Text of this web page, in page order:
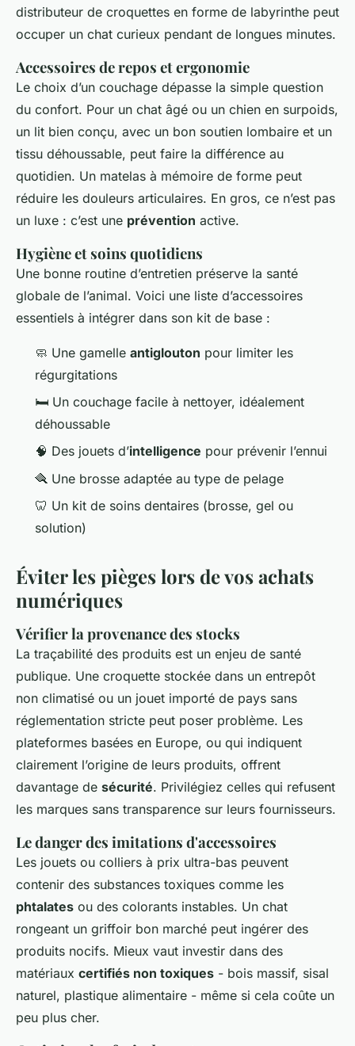
distributeur de croquettes en forme de labyrinthe peut
occuper un chat curieux pendant de longues minutes.
Accessoires de repos et ergonomie
Le choix d’un couchage dépasse la simple question
du confort. Pour un chat âgé ou un chien en surpoids,
un lit bien conçu, avec un bon soutien lombaire et un
tissu déhoussable, peut faire la différence au
quotidien. Un matelas à mémoire de forme peut
réduire les douleurs articulaires. En gros, ce n’est pas
un luxe : c’est une prévention active.
Hygiène et soins quotidiens
Une bonne routine d’entretien préserve la santé
globale de l’animal. Voici une liste d’accessoires
essentiels à intégrer dans son kit de base :
🧼 Une gamelle antiglouton pour limiter les
régurgitations
🛏️ Un couchage facile à nettoyer, idéalement
déhoussable
🧠 Des jouets d’intelligence pour prévenir l’ennui
🪮 Une brosse adaptée au type de pelage
🦷 Un kit de soins dentaires (brosse, gel ou
solution)
Éviter les pièges lors de vos achats
numériques
Vérifier la provenance des stocks
La traçabilité des produits est un enjeu de santé
publique. Une croquette stockée dans un entrepôt
non climatisé ou un jouet importé de pays sans
réglementation stricte peut poser problème. Les
plateformes basées en Europe, ou qui indiquent
clairement l’origine de leurs produits, offrent
davantage de sécurité. Privilégiez celles qui refusent
les marques sans transparence sur leurs fournisseurs.
Le danger des imitations d'accessoires
Les jouets ou colliers à prix ultra-bas peuvent
contenir des substances toxiques comme les
phtalates ou des colorants instables. Un chat
rongeant un griffoir bon marché peut ingérer des
produits nocifs. Mieux vaut investir dans des
matériaux certifiés non toxiques - bois massif, sisal
naturel, plastique alimentaire - même si cela coûte un
peu plus cher.